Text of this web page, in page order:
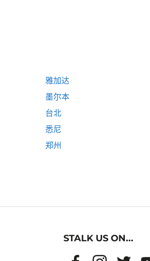
雅加达
墨尔本
台北
悉尼
郑州
STALK US ON...